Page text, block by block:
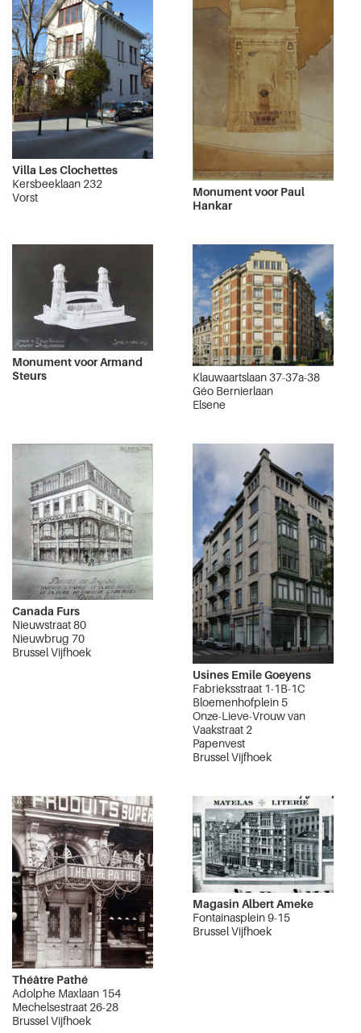
Villa Les Clochettes
Kersbeeklaan 232
Vorst
Monument voor Paul
Hankar
Monument voor Armand
Steurs
Klauwaartslaan 37-37a-38
Géo Bernierlaan
Elsene
Canada Furs
Nieuwstraat 80
Nieuwbrug 70
Brussel Vijfhoek
Usines Emile Goeyens
Fabrieksstraat 1-1B-1C
Bloemenhofplein 5
Onze-Lieve-Vrouw van
Vaakstraat 2
Papenvest
Brussel Vijfhoek
Théâtre Pathé
Adolphe Maxlaan 154
Mechelsestraat 26-28
Brussel Vijfhoek
Magasin Albert Ameke
Fontainasplein 9-15
Brussel Vijfhoek